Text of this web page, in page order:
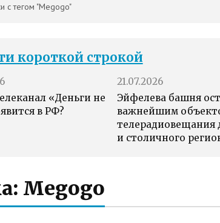
с тегом "Megogo"
короткой строкой
«Деньги не
в РФ?
21.07.2026
Эйфелева башня
важнейшим
телерадиовещания
и столичного
Megogo